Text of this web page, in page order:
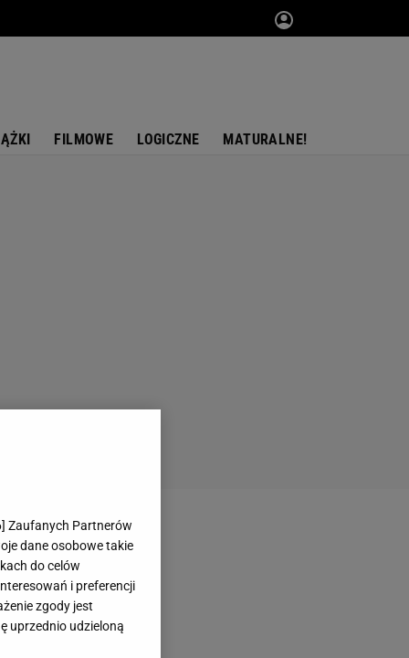
FILMOWE LOGICZNE MATURALNE!
] Zaufanych Partnerów
dane osobowe takie
do celów
i preferencji
zgody jest
uprzednio udzieloną